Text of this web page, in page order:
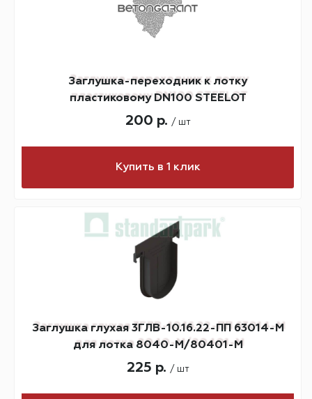
Заглушка-переходник к лотку
пластиковому DN100 STEELOT
200 р. / шт
Купить в 1 клик
Заглушка глухая 3ГЛВ-10.16.22-ПП 63014-М
для лотка 8040-М/80401-М
225 р. / шт